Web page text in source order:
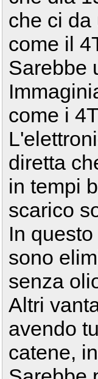
che ci da
come il
Sarebbe
come i
diretta
in tempi
scarico
In
sono
senza
Altri
avendo
catene,